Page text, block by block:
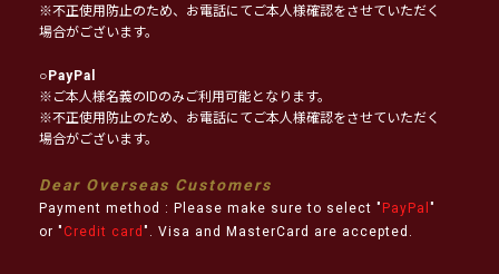
※不正使用防止のため、お電話にてご本人様確認をさせていただく
場合がございます。
○PayPal
※ご本人様名義のIDのみご利用可能となります。
※不正使用防止のため、お電話にてご本人様確認をさせていただく
場合がございます。
Dear Overseas Customers
Payment method : Please make sure to select " PayPal "
or " Credit card ". Visa and MasterCard are accepted.